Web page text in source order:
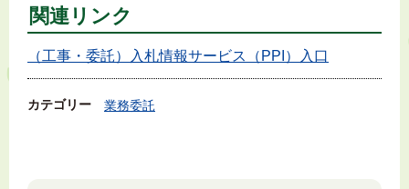
関連リンク
（工事・委託）入札情報サービス（PPI）入口
カテゴリー 業務委託